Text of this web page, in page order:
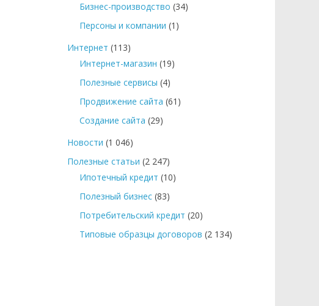
Бизнес-производство (34)
Персоны и компании (1)
Интернет (113)
Интернет-магазин (19)
Полезные сервисы (4)
Продвижение сайта (61)
Создание сайта (29)
Новости (1 046)
Полезные статьи (2 247)
Ипотечный кредит (10)
Полезный бизнес (83)
Потребительский кредит (20)
Типовые образцы договоров (2 134)